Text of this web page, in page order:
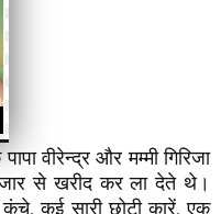
वीरेन्द्र और मम्मी गिरिजा
से खरीद कर ला देते थे।
कंचे, कई सारी छोटी कारें, एक